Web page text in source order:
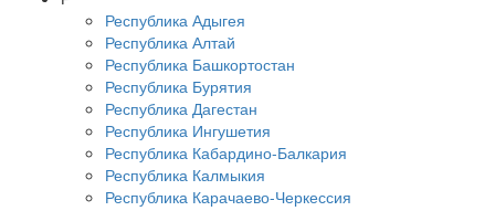
Республика Адыгея
Республика Алтай
Республика Башкортостан
Республика Бурятия
Республика Дагестан
Республика Ингушетия
Республика Кабардино-Балкария
Республика Калмыкия
Республика Карачаево-Черкессия